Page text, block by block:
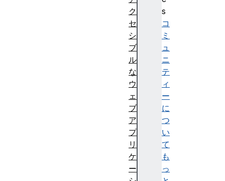
s
コ
ミ
ュ
ニ
テ
ィ
ー
に
つ
い
て
も
っ
ク
セ
シ
ブ
ル
な
ウ
ェ
ブ
ア
プ
リ
ケ
ー